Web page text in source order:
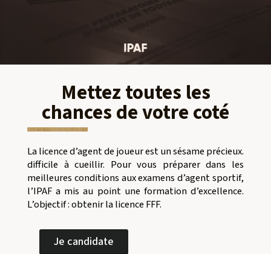
Mettez toutes les
chances de votre coté
La licence d’agent de joueur est un sésame précieux.
difficile à cueillir. Pour vous préparer dans les
meilleures conditions aux examens d’agent sportif,
l’IPAF a mis au point une formation d’excellence.
L’objectif : obtenir la licence FFF.
Je candidate